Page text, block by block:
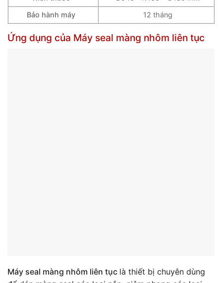
Bảo hành máy
12 tháng
Ứng dụng của Máy seal màng nhôm liên tục
Máy seal màng nhôm liên tục là thiết bị chuyên dùng